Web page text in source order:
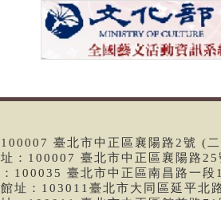
臺北市中正區襄陽路2號 (
：100007 臺北市中正區襄陽路25
100035 臺北市中正區南昌路一段
址：103011臺北市大同區延平北